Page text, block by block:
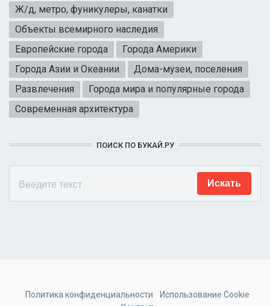
Ж/д, метро, фуникулеры, канатки
Объекты всемирного наследия
Европейские города
Города Америки
Города Азии и Океании
Дома-музеи, поселения
Развлечения
Города мира и популярные города
Современная архитектура
ПОИСК ПО БУКАЙ.РУ
Политика конфиденциальности
Использование Cookie